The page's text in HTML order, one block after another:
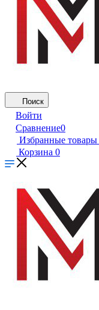
Поиск
Войти
Сравнение0
Избранные товары
Корзина 0